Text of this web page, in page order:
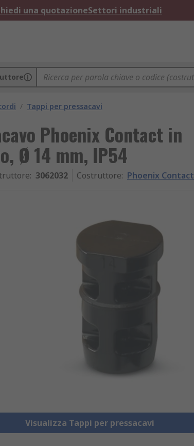
una quotazioneSettori industriali
/ Tappi per pressacavi
Phoenix Contact in
Ø 14 mm, IP54
: 3062032 Costruttore: Phoenix Contact
Visualizza Tappi per pressacavi